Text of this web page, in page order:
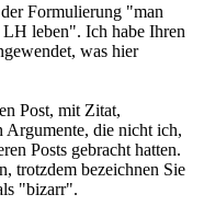
Formulierung "man
leben". Ich habe Ihren
was hier
Post, mit Zitat,
Argumente, die nicht ich,
Posts gebracht hatten.
trotzdem bezeichnen Sie
"bizarr".